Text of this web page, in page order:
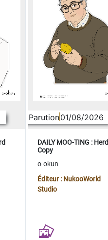
Parution01/08/2026
DAILY MOO-TING : Herd
Copy
o-okun
Éditeur : NukooWorld
Studio